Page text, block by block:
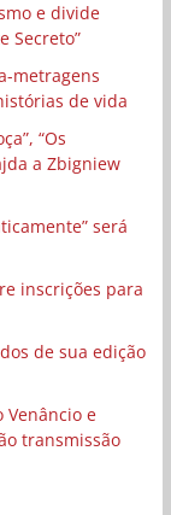
e divide
Secreto”
metragens
de vida
“Os
a Zbigniew
será
inscrições para
de sua edição
Venâncio e
transmissão